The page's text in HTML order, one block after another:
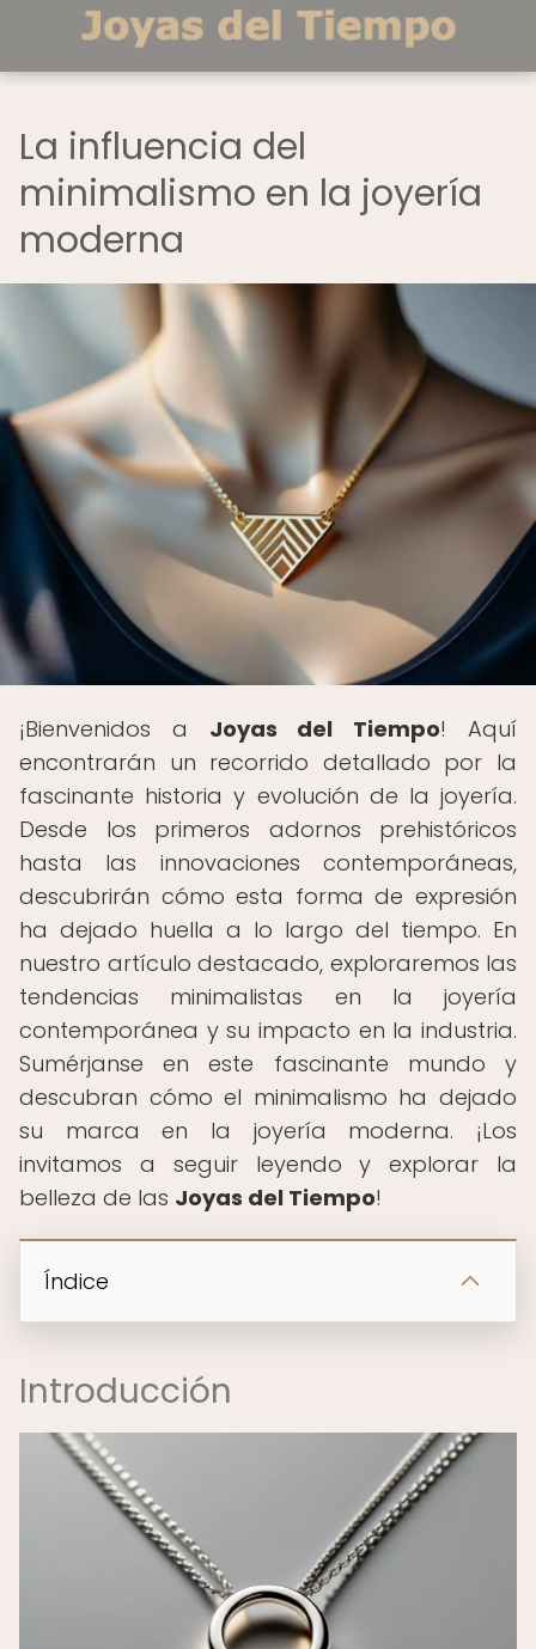
La influencia del
minimalismo en la joyería
moderna
¡Bienvenidos a Joyas del Tiempo! Aquí
encontrarán un recorrido detallado por la
fascinante historia y evolución de la joyería.
Desde los primeros adornos prehistóricos
hasta las innovaciones contemporáneas,
descubrirán cómo esta forma de expresión
ha dejado huella a lo largo del tiempo. En
nuestro artículo destacado, exploraremos las
tendencias minimalistas en la joyería
contemporánea y su impacto en la industria.
Sumérjanse en este fascinante mundo y
descubran cómo el minimalismo ha dejado
su marca en la joyería moderna. ¡Los
invitamos a seguir leyendo y explorar la
belleza de las Joyas del Tiempo!
Índice
Introducción